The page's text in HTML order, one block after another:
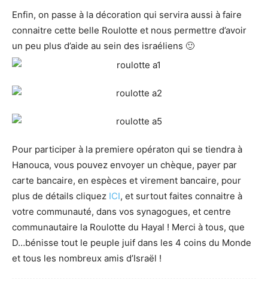
Enfin, on passe à la décoration qui servira aussi à faire
connaitre cette belle Roulotte et nous permettre d’avoir
un peu plus d’aide au sein des israéliens 🙂
Pour participer à la premiere opératon qui se tiendra à
Hanouca, vous pouvez envoyer un chèque, payer par
carte bancaire, en espèces et virement bancaire, pour
plus de détails cliquez ICI, et surtout faites connaitre à
votre communauté, dans vos synagogues, et centre
communautaire la Roulotte du Hayal ! Merci à tous, que
D…bénisse tout le peuple juif dans les 4 coins du Monde
et tous les nombreux amis d’Israël !